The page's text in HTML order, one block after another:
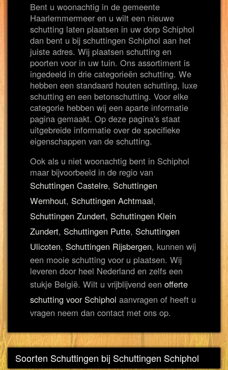
Bent u woonachtig in de gemeente
Haarlemmermeer en u wilt een nieuwe
schutting laten plaatsen in uw dorp Schiphol
dan bent u bij schuttingen Schiphol aan het
juiste adres. Wij plaatsen schutting en
poorten voor in uw tuin. Ons assortiment is
ingedeeld in drie categorieën schutting. We
hebben een standaard houten schutting, luxe
schutting en een betonschutting. Voor elke
categorie hebben wij een aparte informatie
pagina gemaakt. Op deze pagina's staat
uitgebreide informatie over de specifieke
eigenschappen van de schutting.
Ook als u niet woonachtig bent in Schiphol
maar bijvoorbeeld in de regio van
Schuttingen Castelre, Schuttingen
Wernhout, Schuttingen Achtmaal,
Schuttingen Zundert, Schuttingen Klein
Zundert, Schuttingen Putte, Schuttingen
Ulicoten, Schuttingen Rijsbergen, kunnen wij
een mooie schutting voor u plaatsen. Wij
leveren door heel Nederland en zelfs een
stukje België. Wilt u vrijblijvend een offerte
schutting voor Schiphol aanvragen of heeft u
vragen neem dan contact met ons op.
Soorten Schuttingen bij Schuttingen Schiphol